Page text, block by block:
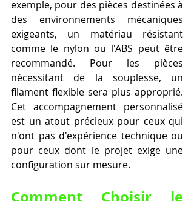
exemple, pour des pièces destinées à
des environnements mécaniques
exigeants, un matériau résistant
comme le nylon ou l'ABS peut être
recommandé. Pour les pièces
nécessitant de la souplesse, un
filament flexible sera plus approprié.
Cet accompagnement personnalisé
est un atout précieux pour ceux qui
n'ont pas d'expérience technique ou
pour ceux dont le projet exige une
configuration sur mesure.